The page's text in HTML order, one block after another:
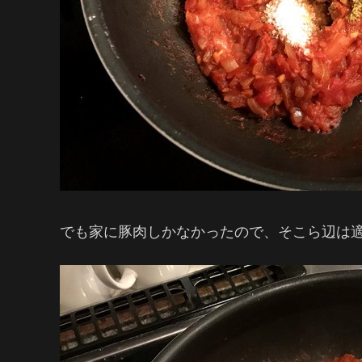
でも家に豚肉しかなかったので、そこら辺は